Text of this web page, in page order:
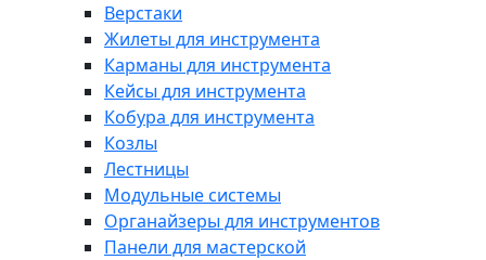
Верстаки
Жилеты для инструмента
Карманы для инструмента
Кейсы для инструмента
Кобура для инструмента
Козлы
Лестницы
Модульные системы
Органайзеры для инструментов
Панели для мастерской